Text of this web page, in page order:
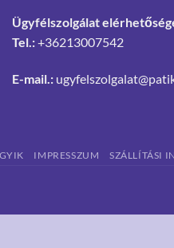
Ügyfélszolgálat
Tel.:+36213007542
E-mail.:
GYIK IMPRESSZUM SZÁLLÍTÁSI